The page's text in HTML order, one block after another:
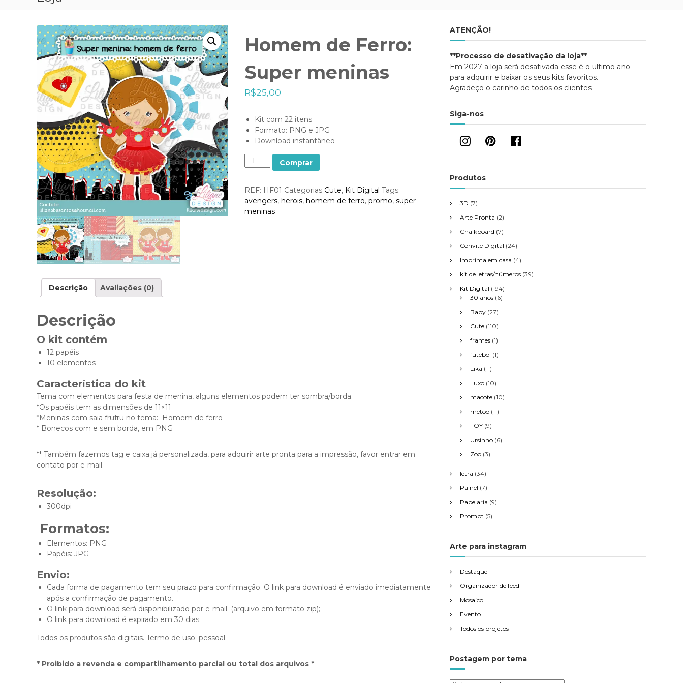
Homem de Ferro:
Super meninas
R$25,00
Kit com 22 itens
Formato: PNG e JPG
Download instantâneo
u
n
t
i
Comprar
REF: HF01 Categorias Cute, Kit Digital Tags:
avengers, herois, homem de ferro, promo, super
meninas
Descrição Avaliações (0)
Descrição
O kit contém
12 papéis
10 elementos
Característica do kit
Tema com elementos para festa de menina, alguns elementos podem ter sombra/borda.
*Os papéis tem as dimensões de 11×11
*Meninas com saia frufru no tema: Homem de ferro
* Bonecos com e sem borda, em PNG
** Também fazemos tag e caixa já personalizada, para adquirir arte pronta para a impressão, favor entrar em
contato por e-mail.
Resolução:
300dpi
Formatos:
Elementos: PNG
Papéis: JPG
Envio:
Cada forma de pagamento tem seu prazo para confirmação. O link para download é enviado imediatamente
após a confirmação de pagamento.
O link para download será disponibilizado por e-mail. (arquivo em formato zip);
O link para download é expirado em 30 dias.
Todos os produtos são digitais. Termo de uso: pessoal
* Proibido a revenda e compartilhamento parcial ou total dos arquivos *
ATENÇÃO!
**Processo de desativação da loja**
Em 2027 a loja será desativada esse é o ultimo ano
para adquirir e baixar os seus kits favoritos.
Agradeço o carinho de todos os clientes
Siga-nos
Produtos
3D (7)
Arte Pronta (2)
Chalkboard (7)
Convite Digital (24)
Imprima em casa (4)
kit de letras/números (39)
Kit Digital (194)
30 anos (6)
Baby (27)
Cute (110)
frames (1)
futebol (1)
Lika (11)
Luxo (10)
macote (10)
metoo (11)
TOY (9)
Ursinho (6)
Zoo (3)
letra (34)
Painel (7)
Papelaria (9)
Prompt (5)
Arte para instagram
Destaque
Organizador de feed
Mosaico
Evento
Todos os projetos
Postagem por tema